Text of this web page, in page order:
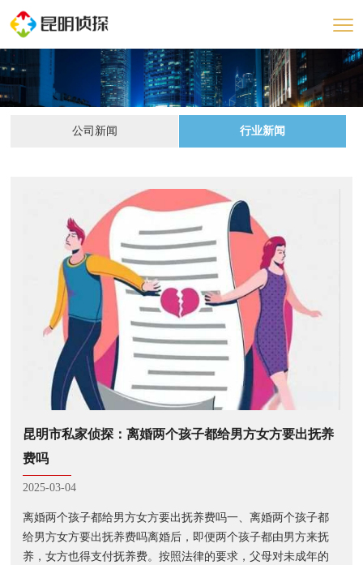
公司新闻 行业新闻
昆明市私家侦探：离婚两个孩子都给男方女方要出抚养
费吗
2025-03-04
离婚两个孩子都给男方女方要出抚养费吗一、离婚两个孩子都
给男方女方要出抚养费吗离婚后，即便两个孩子都由男方来抚
养，女方也得支付抚养费。按照法律的要求，父母对未成年的